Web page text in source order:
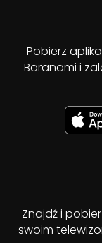
Pobierz
Baranami i
Znajdź i
swoim